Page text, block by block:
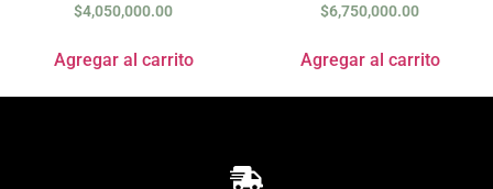
$4,050,000.00
Agregar al carrito
$6,750,000.00
Agregar al carrito